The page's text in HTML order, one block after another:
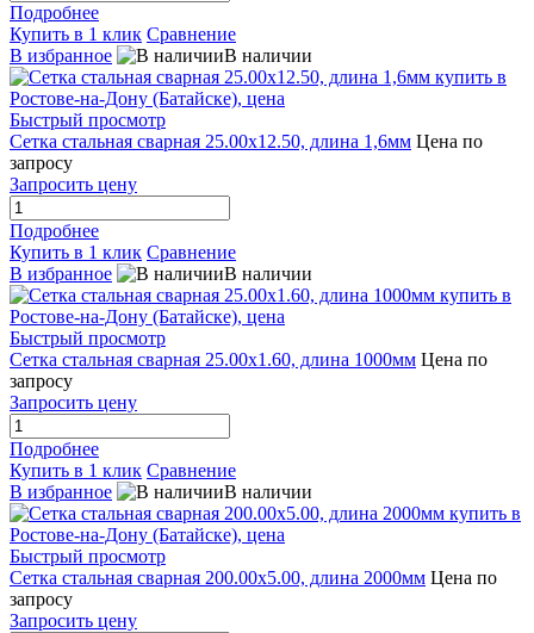
Подробнее
Купить в 1 клик Сравнение
В избранное
В наличии
Быстрый просмотр
Сетка стальная сварная 25.00x12.50, длина 1,6мм Цена по
запросу
Запросить цену
Подробнее
Купить в 1 клик Сравнение
В избранное
В наличии
Быстрый просмотр
Сетка стальная сварная 25.00x1.60, длина 1000мм Цена по
запросу
Запросить цену
Подробнее
Купить в 1 клик Сравнение
В избранное
В наличии
Быстрый просмотр
Сетка стальная сварная 200.00x5.00, длина 2000мм Цена по
запросу
Запросить цену